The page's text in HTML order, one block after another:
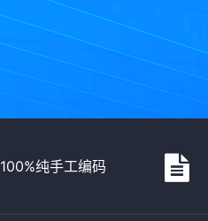
100%纯手工编码